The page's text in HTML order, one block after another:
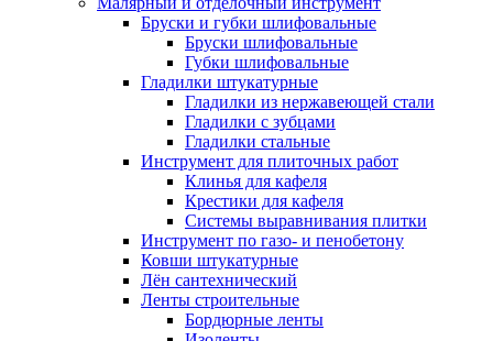
Бруски и губки шлифовальные
Бруски шлифовальные
Губки шлифовальные
Гладилки штукатурные
Гладилки из нержавеющей стали
Гладилки с зубцами
Гладилки стальные
Инструмент для плиточных работ
Клинья для кафеля
Крестики для кафеля
Системы выравнивания плитки
Инструмент по газо- и пенобетону
Ковши штукатурные
Лён сантехнический
Ленты строительные
Бордюрные ленты